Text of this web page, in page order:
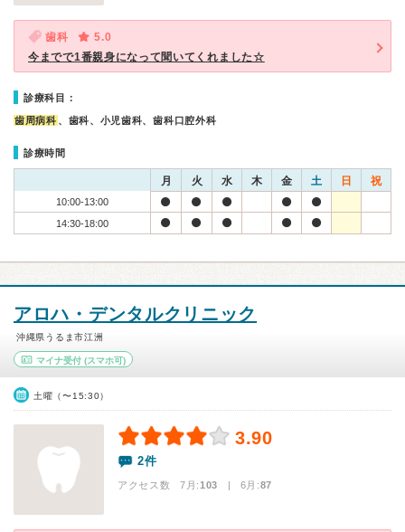
歯科
5.0
今までで1番親身になって聞いてくれました☆
診療科目：
歯周病科 、歯科、小児歯科、歯科口腔外科
診療時間
月 火 水 木 金 土 日 祝
10:00-13:00
14:30-18:00
アロハ・デンタルクリニック
沖縄県うるま市江洲
マイナ受付 (スマホ可)
土曜（〜15:30）
3.90
2件
アクセス数 7月:103 | 6月:87